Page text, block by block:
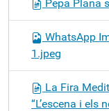
Pepa Plana
WhatsApp
1.jpeg
La Fira
“L’escena i els